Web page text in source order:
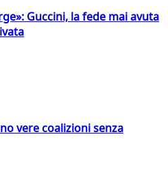
Guccini, la fede mai avuta
vere coalizioni senza